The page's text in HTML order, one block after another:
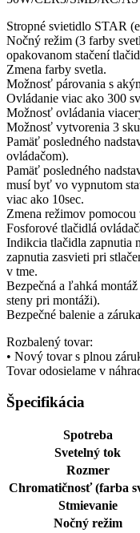
Stropné svietidlo STAR
Nočný režim (3 farby
opakovanom stačení
Zmena farby svetla.
Možnosť párovania s
Ovládanie viac ako 300
Možnosť ovládania
Možnosť vytvorenia 3
Pamäť posledného
ovládačom).
Pamäť posledného
musí byť vo vypnutom
viac ako 10sec.
Zmena režimov pomocou
Fosforové tlačidlá
Indikcia tlačidla zapnutia
zapnutia zasvieti pri
v tme.
Bezpečná a ľahká
steny pri montáži).
Bezpečné balenie a
Rozbalený tovar:
• Nový tovar s plnou
Tovar odosielame v
Špecifikácia
Spotreba
Svetelný tok
Rozmer
Chromatičnosť (farba
Stmievanie
Nočný režim